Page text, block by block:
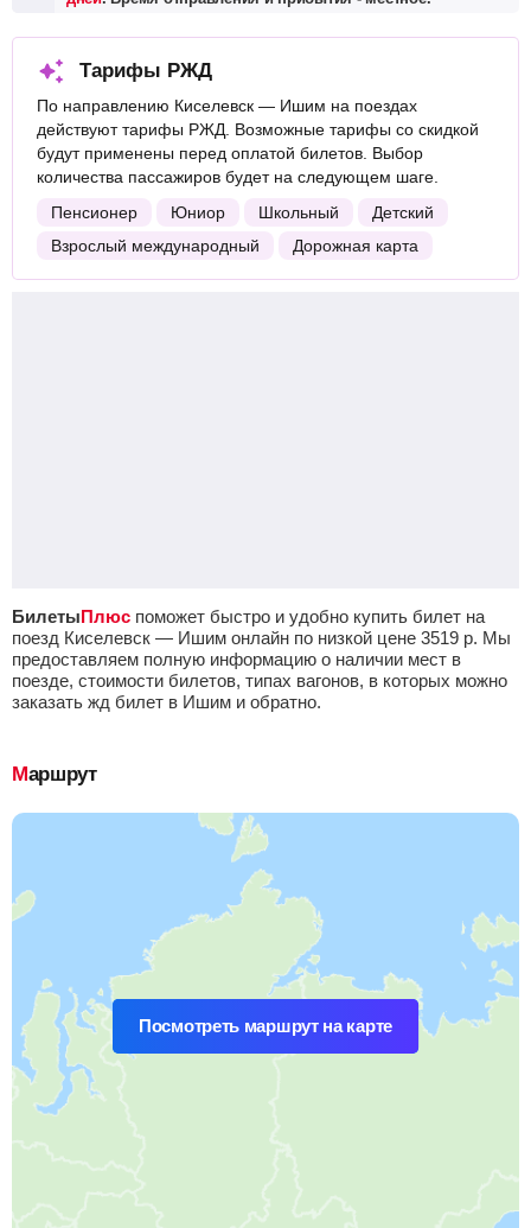
Тарифы РЖД
По направлению Киселевск — Ишим на поездах
действуют тарифы РЖД. Возможные тарифы со скидкой
будут применены перед оплатой билетов. Выбор
количества пассажиров будет на следующем шаге.
Пенсионер
Юниор Школьный
Детский
Взрослый международный
Дорожная карта
БилетыПлюс поможет быстро и удобно купить билет на
поезд Киселевск — Ишим онлайн по низкой цене 3519 р. Мы
предоставляем полную информацию о наличии мест в
поезде, стоимости билетов, типах вагонов, в которых можно
заказать жд билет в Ишим и обратно.
Маршрут
Посмотреть маршрут на карте